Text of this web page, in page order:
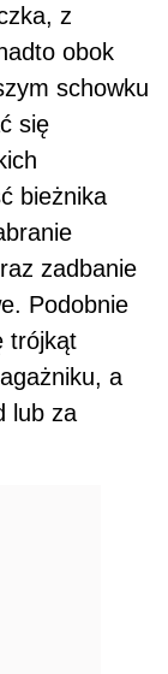
z
obok
schowku
się
bieżnika
zadbanie
Podobnie
trójkąt
a
lub za